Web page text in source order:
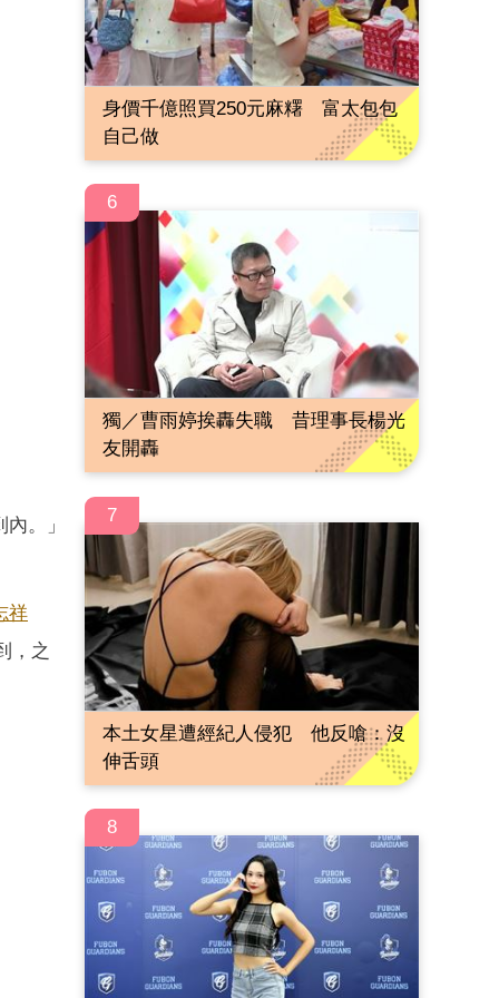
。」
祥
，之
身價千億照買250元麻糬 富太包包
自己做
6
獨／曹雨婷挨轟失職 昔理事長楊光
友開轟
7
本土女星遭經紀人侵犯 他反嗆：沒
伸舌頭
8